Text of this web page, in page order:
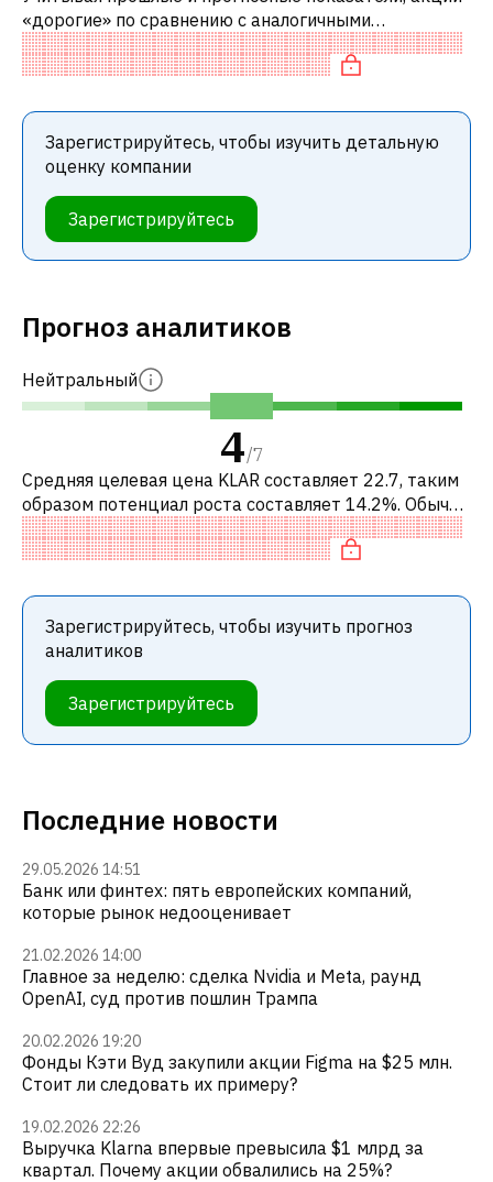
Последние новости
29.05.2026 14:51
Банк или финтех: пять европейских компаний,
которые рынок недооценивает
21.02.2026 14:00
Главное за неделю: сделка Nvidia и Meta, раунд
OpenAI, суд против пошлин Трампа
20.02.2026 19:20
Фонды Кэти Вуд закупили акции Figma на $25 млн.
Стоит ли следовать их примеру?
19.02.2026 22:26
Выручка Klarna впервые превысила $1 млрд за
квартал. Почему акции обвалились на 25%?
«дорогие» по сравнению с аналогичными
компаниями. В частности, акция компании
переоценена по P/E, «дорогая» по EV/EBITDA и
Зарегистрируйтесь, чтобы изучить детальную
оценку компании
Зарегистрируйтесь
Прогноз аналитиков
Нейтральный
4/7
Средняя целевая цена KLAR составляет 22.7, таким
образом потенциал роста составляет 14.2%. Обычно
это означает рекомендацию «ДЕРЖАТЬ» среди
инвестиционных компаний. Эта н
Зарегистрируйтесь, чтобы изучить прогноз
аналитиков
Зарегистрируйтесь